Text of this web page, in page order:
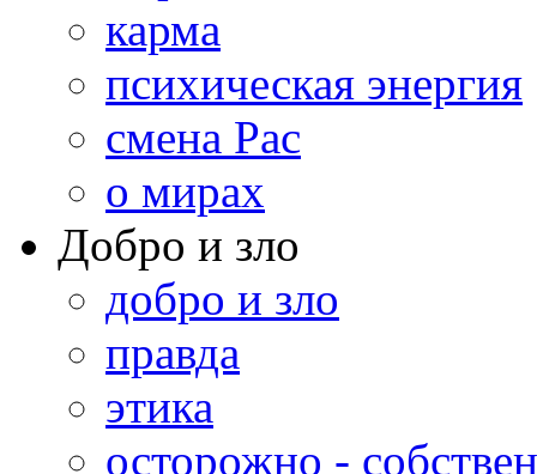
карма
психическая энергия
смена Рас
о мирах
Добро и зло
добро и зло
правда
этика
осторожно -